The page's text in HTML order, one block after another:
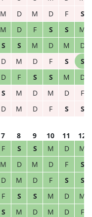
M D M D F
S
M D F S S
M
S S M D M
D
D M D F S
S
D F S S M
D
S M D M D
F
D M D F S S
7 8 9 10 11
12
F S S M D
M
M D M D F
S
D M D F S
S
F S S M D
M
S M D M D
F